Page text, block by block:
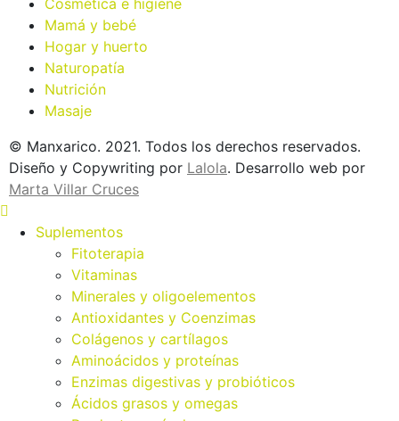
Mamá y bebé
Hogar y huerto
Naturopatía
Nutrición
Masaje
© Manxarico. 2021. Todos los derechos reservados.
Diseño y Copywriting por Lalola. Desarrollo web por
Marta Villar Cruces
Suplementos
Fitoterapia
Vitaminas
Minerales y oligoelementos
Antioxidantes y Coenzimas
Colágenos y cartílagos
Aminoácidos y proteínas
Enzimas digestivas y probióticos
Ácidos grasos y omegas